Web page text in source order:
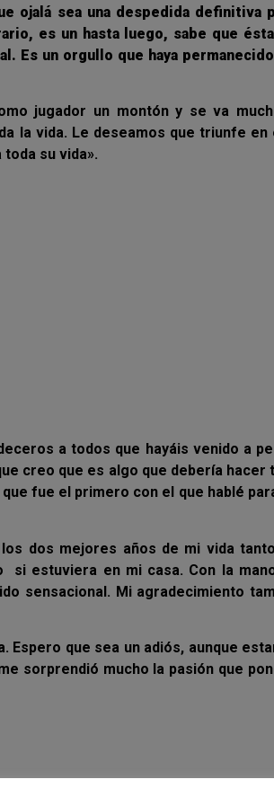
ojalá sea una despedida definitiva
es un hasta luego, sabe que
Es un orgullo que haya
jugador un montón y se va
la vida. Le deseamos que triunfe en
su vida».
a todos que hayáis venido a
creo que es algo que debería hacer
fue el primero con el que hablé
dos mejores años de mi vida
si estuviera en mi casa. Con la
sensacional. Mi agradecimiento
Espero que sea un adiós, aunque
sorprendió mucho la pasión que